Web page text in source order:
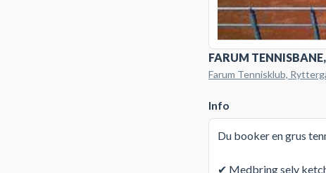
FARUM
Farum Tennisklub,
Info
Du booker en grus
✔ Medbring selv